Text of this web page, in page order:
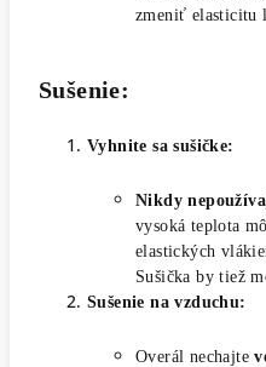
zmeniť elasticitu
Sušenie:
Vyhnite sa sušičke:
Nikdy
vysoká teplota
elastických
Sušička by tiež
Sušenie na vzduchu:
Overál nechajte